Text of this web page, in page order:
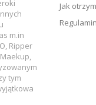
m.in
Ripper
tym
Jak